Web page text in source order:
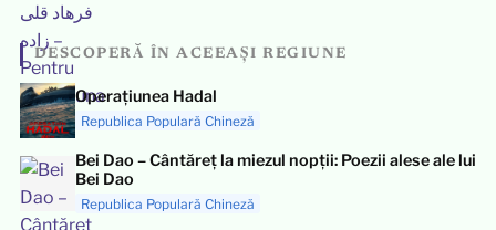
DESCOPERĂ ÎN ACEEAȘI REGIUNE
Operațiunea Hadal
Republica Populară Chineză
Bei Dao – Cântăreț la miezul nopții: Poezii alese ale lui
Bei Dao
Republica Populară Chineză